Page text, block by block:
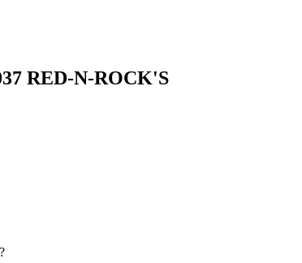
RED-N-ROCK'S
?